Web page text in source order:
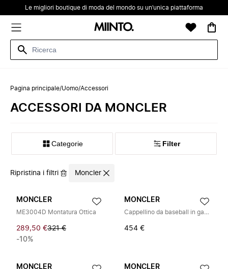
Le migliori boutique di moda del mondo su un’unica piattaforma
Pagina principale/Uomo/Accessori
ACCESSORI DA MONCLER
Categorie Filter
Ripristina i filtri Moncler
MONCLER
ME3004D Montatura Ottica
289,50 €321 €
-10%
MONCLER
Cappellino da baseball in gabardine di cotone con logo in pelle
454 €
MONCLER MONCLER